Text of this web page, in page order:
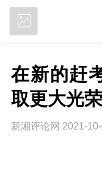
在新的赶
取更大光荣
新湘评论网 2021-